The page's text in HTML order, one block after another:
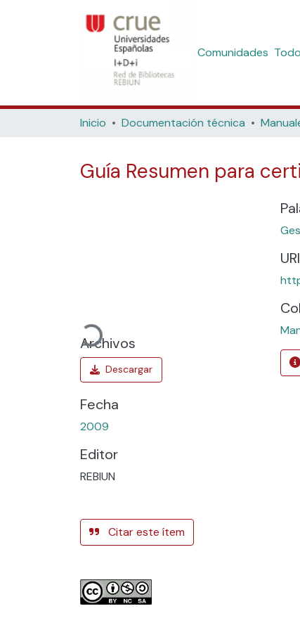
Comunidades
Inicio Documentación técnica
Guía Resumen para
Cargando...
Archivos
Fecha
2009
Editor
REBIUN
Citar este ítem
URI